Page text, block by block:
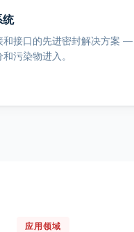
和接口的先进密封解决方案
污染物进入。
应用领域